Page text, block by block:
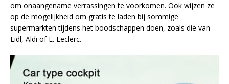
om onaangename verrassingen te voorkomen. Ook wijzen ze
op de mogelijkheid om gratis te laden bij sommige
supermarkten tijdens het boodschappen doen, zoals die van
Lidl, Aldi of E. Leclerc.